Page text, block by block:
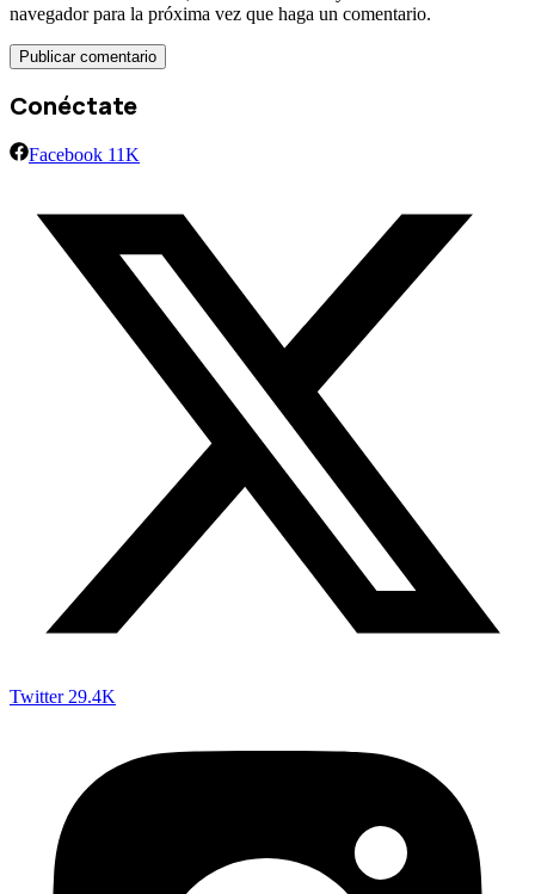
navegador para la próxima vez que haga un comentario.
Conéctate
Facebook 11K
Twitter 29.4K